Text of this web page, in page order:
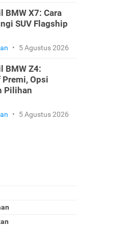
BMW X7: Cara
SUV Flagship
• 5 Agustus 2026
BMW Z4:
Opsi
Pilihan
• 5 Agustus 2026